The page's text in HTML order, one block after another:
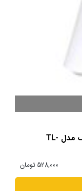
توسعه دهنده شبکه بی‌سیم تی پی لینک مدل TL-
528,000تومان